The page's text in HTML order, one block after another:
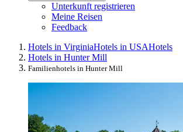
Unterkunft registrieren
Meine Reisen
Feedback
Hotels in VirginiaHotels in USAHotels
Hotels in Hunter Mill
Familienhotels in Hunter Mill